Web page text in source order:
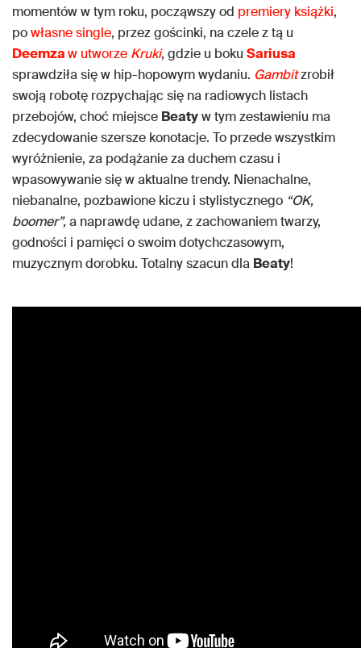
momentów w tym roku, począwszy od premiery książki,
powłasne single, przez gościnki, na czele z tą u
Deemzaw utworze Kruki, gdzie u boku Sariusa
sprawdziła się w hip-hopowym wydaniu. Gambitzrobił
swoją robotę rozpychając się na radiowych listach
przebojów, choć miejsce Beatyw tym zestawieniu ma
zdecydowanie szersze konotacje. To przede wszystkim
wyróżnienie, za podążanie za duchem czasu i
wpasowywanie się w aktualne trendy. Nienachalne,
niebanalne, pozbawione kiczu i stylistycznego “OK,
boomer”,a naprawdę udane, z zachowaniem twarzy,
godności i pamięci o swoim dotychczasowym,
muzycznym dorobku. Totalny szacun dla Beaty!